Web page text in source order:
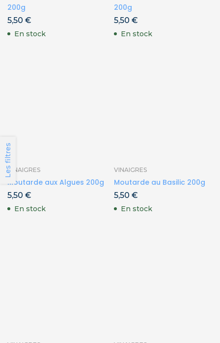
Les filtres
200g
5,50 €
En stock
200g
5,50 €
En stock
VINAIGRES
Moutarde aux Algues 200g
5,50 €
En stock
VINAIGRES
Moutarde au Basilic 200g
5,50 €
En stock